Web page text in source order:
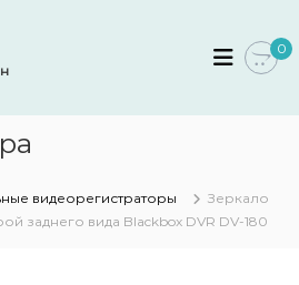
0
видеорегистраторы
Зеркало
заднего вида Blackbox DVR DV-180